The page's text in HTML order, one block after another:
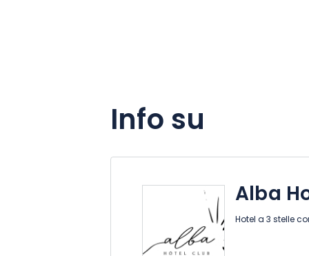
Info su
Alba
Hotel a 3 stelle